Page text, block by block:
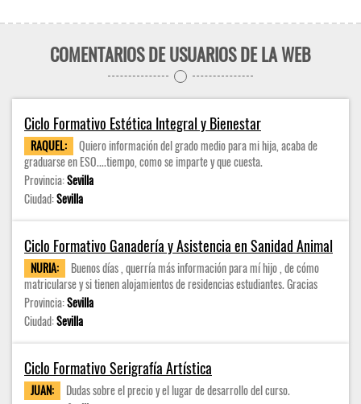
COMENTARIOS DE USUARIOS DE LA WEB
Ciclo Formativo Estética Integral y Bienestar
RAQUEL:
Quiero información del grado medio para mi hija, acaba de
graduarse en ESO....tiempo, como se imparte y que cuesta.
Provincia:Sevilla
Ciudad:Sevilla
Ciclo Formativo Ganadería y Asistencia en Sanidad Animal
NURIA:
Buenos días , querría más información para mí hijo , de cómo
matricularse y si tienen alojamientos de residencias estudiantes. Gracias
Provincia:Sevilla
Ciudad:Sevilla
Ciclo Formativo Serigrafía Artística
JUAN:
Dudas sobre el precio y el lugar de desarrollo del curso.